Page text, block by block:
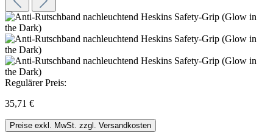
Regulärer Preis:
35,71 €
Preise exkl. MwSt. zzgl. Versandkosten